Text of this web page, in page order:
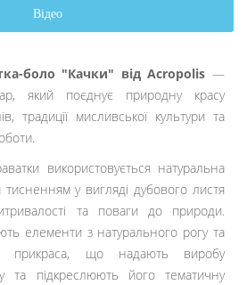
Відео
боло "Качки" від Acropolis —
який поєднує природну красу
традиції мисливської культури та
використовується натуральна
у вигляді дубового листя
та поваги до природи.
елементи з натурального рогу та
прикраса, що надають виробу
та підкреслюють його тематичну